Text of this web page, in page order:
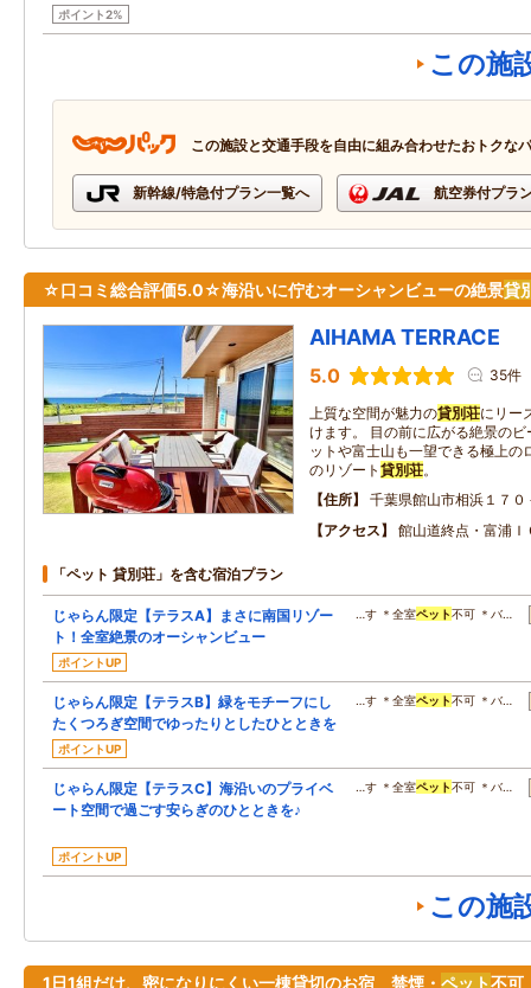
ポイント2%
この施
この施設と交通手段を自由に組み合わせたおトクな
新幹線/特急付プラン一覧へ 航空券付プラ
☆口コミ総合評価5.0☆海沿いに佇むオーシャンビューの絶景貸
AIHAMA TERRACE
5.0 35件
上質な空間が魅力の貸別荘にリー
けます。 目の前に広がる絶景の
ットや富士山も一望できる極上の
のリゾート 貸別荘。
住所
千葉県館山市相浜１７０
アクセス
館山道終点・富浦
「ペット 貸別荘」を含む宿泊プラン
じゃらん限定【テラスA】まさに南国リゾー
ト！全室絶景のオーシャンビュー
ポイントUP
…す ＊全室ペット不可 ＊バ…
じゃらん限定【テラスB】緑をモチーフにし
たくつろぎ空間でゆったりとしたひとときを
ポイントUP
…す ＊全室ペット不可 ＊バ…
じゃらん限定【テラスC】海沿いのプライベ
ート空間で過ごす安らぎのひとときを♪
ポイントUP
…す ＊全室ペット不可 ＊バ…
この施
1日1組だけ、密になりにくい一棟貸切のお宿 禁煙・ ペット不可